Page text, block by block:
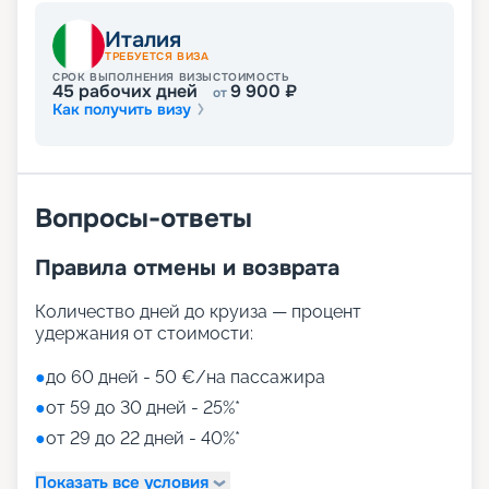
Италия
ТРЕБУЕТСЯ ВИЗА
СРОК ВЫПОЛНЕНИЯ ВИЗЫ
45 рабочих дней
СТОИМОСТЬ
от9 900 ₽
Как получить визу
Вопросы-ответы
Правила отмены и возврата
Количество дней до круиза — процент
удержания от стоимости:
●до 60 дней - 50 €/на пассажира
●от 59 до 30 дней - 25%*
●от 29 до 22 дней - 40%*
Показать все условия